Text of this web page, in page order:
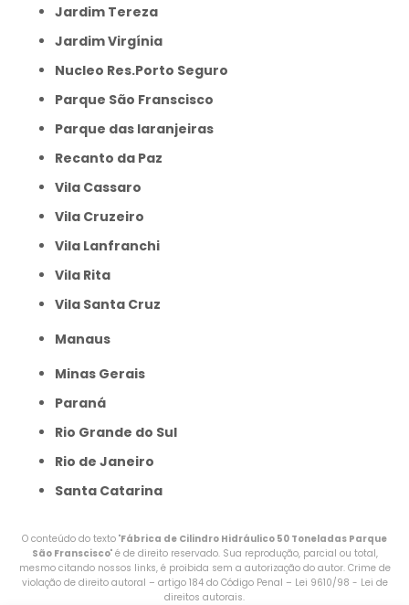
Jardim Tereza
Jardim Virgínia
Nucleo Res.Porto Seguro
Parque São Franscisco
Parque das laranjeiras
Recanto da Paz
Vila Cassaro
Vila Cruzeiro
Vila Lanfranchi
Vila Rita
Vila Santa Cruz
Manaus
Minas Gerais
Paraná
Rio Grande do Sul
Rio de Janeiro
Santa Catarina
O conteúdo do texto "Fábrica de Cilindro Hidráulico 50 Toneladas Parque
São Franscisco" é de direito reservado. Sua reprodução, parcial ou total,
mesmo citando nossos links, é proibida sem a autorização do autor. Crime de
violação de direito autoral – artigo 184 do Código Penal – Lei 9610/98 - Lei de
direitos autorais.